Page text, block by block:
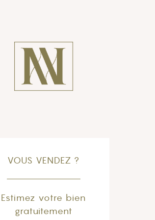
VOUS VENDEZ ?
Estimez votre bien
gratuitement